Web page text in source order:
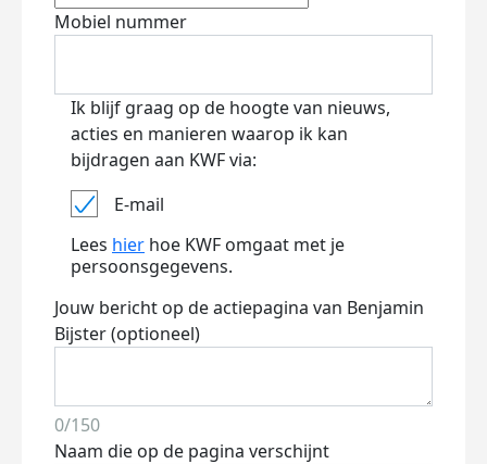
Mobiel nummer
Ik blijf graag op de hoogte van nieuws,
acties en manieren waarop ik kan
bijdragen aan KWF via:
E-mail
Lees hier hoe KWF omgaat met je
persoonsgegevens.
Jouw bericht op de actiepagina van Benjamin
Bijster (optioneel)
0/150
Naam die op de pagina verschijnt